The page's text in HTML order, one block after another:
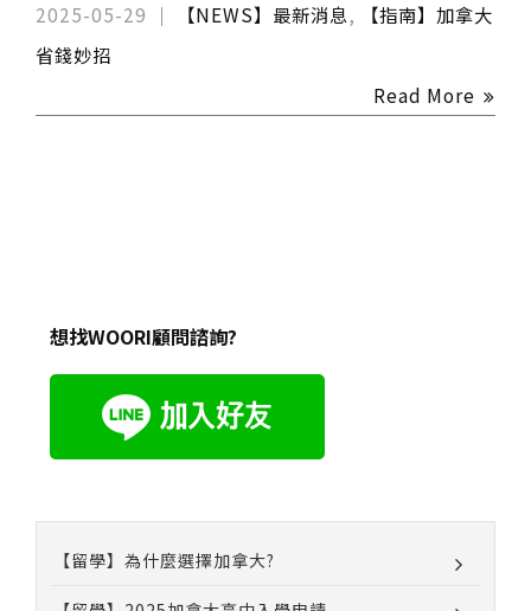
2025-05-29 【NEWS】最新消息,
【指南】加拿大
省錢妙招
Read More
想找WOORI顧問諮詢?
【留學】為什麼選擇加拿大?